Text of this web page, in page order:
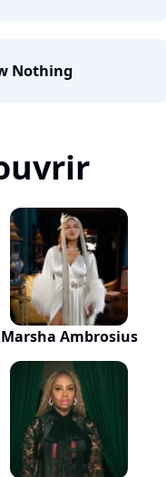
Nothing
Marsha Ambrosius